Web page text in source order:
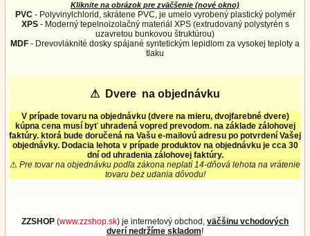
Kliknite na obrázok pre zväčšenie (nové okno)
PVC- Polyvinylchlorid, skrátene PVC, je umelo vyrobený plastický polymér
XPS- Moderný tepelnoizolačný materiál XPS (extrudovaný polystyrén s
uzavretou bunkovou štruktúrou)
MDF - Drevovláknité dosky spájané syntetickým lepidlom za vysokej teploty a
tlaku
⚠ Dvere na objednávku
V prípade tovaru na objednávku (dvere na mieru, dvojfarebné dvere)
kúpna cena musí byť uhradená vopred prevodom. na základe zálohovej
faktúry. ktorá bude doručená na Vašu e-mailovú adresu po potvrdení Vašej
objednávky. Dodacia lehota v prípade produktov na objednávku je cca 30
dní od uhradenia zálohovej faktúry.
⚠ Pre tovar na objednávku podľa zákona neplatí 14-dňová lehota na vrátenie
tovaru bez udania dôvodu!
ZZSHOP (www.zzshop.sk) je internetový obchod, väčšinu vchodových
dverí nedržíme skladom!